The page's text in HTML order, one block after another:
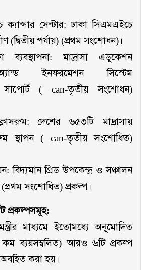
সেন্টার: ঢাকা সিএমএইচে
(দ্বিতীয় পর্যায়) (প্রথম সংশোধন)।
ব্যবস্থাপনা: মাদ্রাসা এডুকেশন
ইনফরমেশন সিস্টেম
( can-তৃতীয় সংশোধন)
দেশের ৬৫৩টি মাদ্রাসায়
স্থাপন ( can-তৃতীয় সংশোধিত)
বিদ্যমান গ্রিড উপকেন্দ্র ও সঞ্চালন
(প্রথম সংশোধিত) প্রকল্প।
প্রকল্পসমূহ:
মাধ্যমে ইতোমধ্যে অনুমোদিত
ব্যয়সম্বলিত) আরও ৬টি প্রকল্প
করা হয়।